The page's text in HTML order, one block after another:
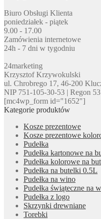
Biuro Obsługi Klienta
poniedziałek - piątek
9.00 - 17.00
Zamówienia internetowe
24h - 7 dni w tygodniu
24marketing
Krzysztof Krzywokulski
ul. Chrobrego 17, 46-200
NIP 751-105-30-53 | Regon
[mc4wp_form id="1652"]
Kategorie produktów
Kosze prezentowe
Kosze prezentowe
Pudełka
Pudełka kartonowe na
Pudełka kolorowe na
Pudełka na butelki 0.5L
Pudełka na wino
Pudełka świąteczne na
Pudełka z logo
Skrzynki drewniane
Torebki